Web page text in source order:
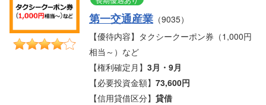
第一交通産業 （9035）
【優待内容】タクシークーポン券（1,000円
相当～）など
【権利確定月】3月・9月
【必要投資金額】73,600円
【信用貸借区分】貸借